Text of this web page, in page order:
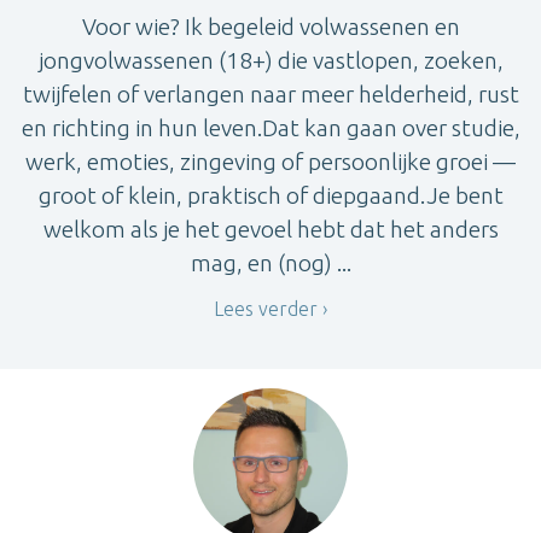
Voor wie? Ik begeleid volwassenen en
jongvolwassenen (18+) die vastlopen, zoeken,
twijfelen of verlangen naar meer helderheid, rust
en richting in hun leven.Dat kan gaan over studie,
werk, emoties, zingeving of persoonlijke groei —
groot of klein, praktisch of diepgaand.Je bent
welkom als je het gevoel hebt dat het anders
mag, en (nog) ...
Lees verder